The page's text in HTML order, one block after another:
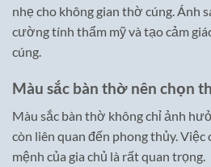
nhẹ cho không gian thờ cúng. Ánh
cường tính thẩm mỹ và tạo cảm
cúng.
Màu sắc bàn thờ nên chọn
Màu sắc bàn thờ không chỉ ảnh
còn liên quan đến phong thủy. Việc
mệnh của gia chủ là rất quan trọng.